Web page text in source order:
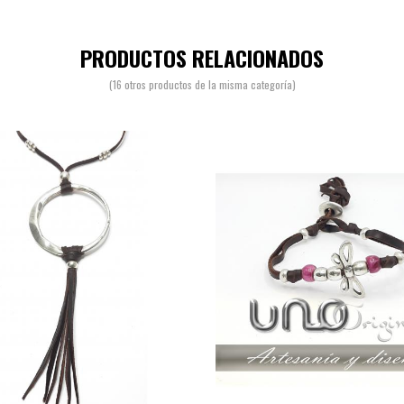
PRODUCTOS RELACIONADOS
(16 otros productos de la misma categoría)